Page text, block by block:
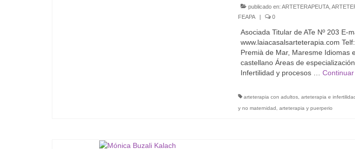
publicado en: ARTETERAPEUTA,
FEAPA
| 0
Asociada Titular de ATe Nº 203 E-
www.laiacasalsarteterapia.com
Premià de Mar, Maresme Idiomas
castellano Áreas de
Infertilidad y procesos … Continuar
arteterapia con adultos, arteterapia e
y no maternidad
arteterapia y puerperio